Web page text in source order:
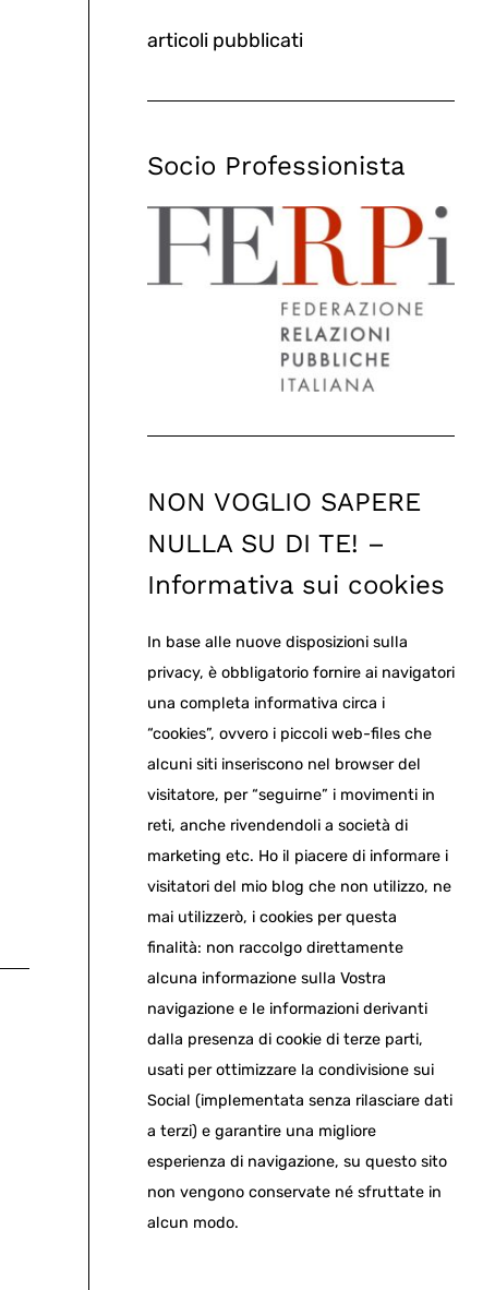
articoli pubblicati
Socio Professionista
NON VOGLIO SAPERE
NULLA SU DI TE! –
Informativa sui cookies
In base alle nuove disposizioni sulla
privacy, è obbligatorio fornire ai navigatori
una completa informativa circa i
“cookies”, ovvero i piccoli web-files che
alcuni siti inseriscono nel browser del
visitatore, per “seguirne” i movimenti in
reti, anche rivendendoli a società di
marketing etc. Ho il piacere di informare i
visitatori del mio blog che non utilizzo, ne
mai utilizzerò, i cookies per questa
finalità: non raccolgo direttamente
alcuna informazione sulla Vostra
navigazione e le informazioni derivanti
dalla presenza di cookie di terze parti,
usati per ottimizzare la condivisione sui
Social (implementata senza rilasciare dati
a terzi) e garantire una migliore
esperienza di navigazione, su questo sito
non vengono conservate né sfruttate in
alcun modo.